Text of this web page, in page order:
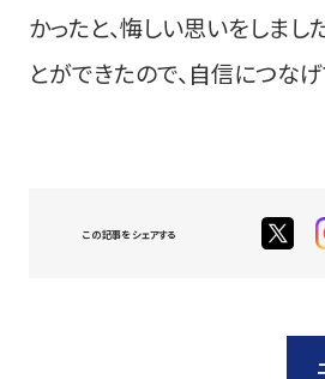
かったと、悔しい思いをしまし
とができたので、自信につなげ
この記事をシェアする